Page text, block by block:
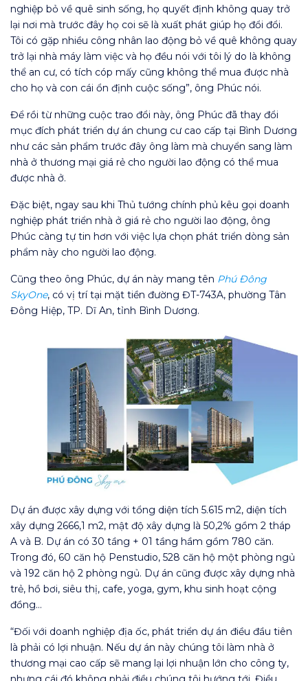
nghiệp bỏ về quê sinh sống, họ quyết định không quay trở
lại nơi mà trước đây họ coi sẽ là xuất phát giúp họ đổi đổi.
Tôi có gặp nhiều công nhân lao động bỏ về quê không quay
trở lại nhà máy làm việc và họ đều nói với tôi lý do là không
thể an cư, có tích cóp mấy cũng không thể mua được nhà
cho họ và con cái ổn định cuộc sống”, ông Phúc nói.
Để rồi từ những cuộc trao đổi này, ông Phúc đã thay đổi
mục đích phát triển dự án chung cư cao cấp tại Bình Dương
như các sản phẩm trước đây ông làm mà chuyển sang làm
nhà ở thương mại giá rẻ cho người lao động có thể mua
được nhà ở.
Đặc biệt, ngay sau khi Thủ tướng chính phủ kêu gọi doanh
nghiệp phát triển nhà ở giá rẻ cho người lao động, ông
Phúc càng tự tin hơn với việc lựa chọn phát triển dòng sản
phẩm này cho người lao động.
Cũng theo ông Phúc, dự án này mang tên Phú Đông
SkyOne, có vị trí tại mặt tiền đường ĐT-743A, phường Tân
Đông Hiệp, TP. Dĩ An, tỉnh Bình Dương.
Dự án được xây dựng với tổng diện tích 5.615 m2, diện tích
xây dựng 2666,1 m2, mật độ xây dựng là 50,2% gồm 2 tháp
A và B. Dự án có 30 tầng + 01 tầng hầm gồm 780 căn.
Trong đó, 60 căn hộ Penstudio, 528 căn hộ một phòng ngủ
và 192 căn hộ 2 phòng ngủ. Dự án cũng được xây dựng nhà
trẻ, hồ bơi, siêu thị, cafe, yoga, gym, khu sinh hoạt cộng
đồng…
“Đối với doanh nghiệp địa ốc, phát triển dự án điều đầu tiên
là phải có lợi nhuận. Nếu dự án này chúng tôi làm nhà ở
thương mại cao cấp sẽ mang lại lợi nhuận lớn cho công ty,